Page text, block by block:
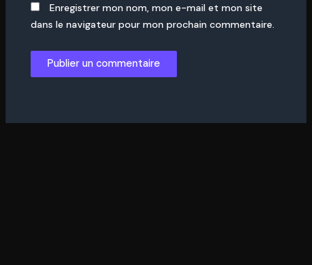
Enregistrer mon nom, mon e-mail et mon site
dans le navigateur pour mon prochain commentaire.